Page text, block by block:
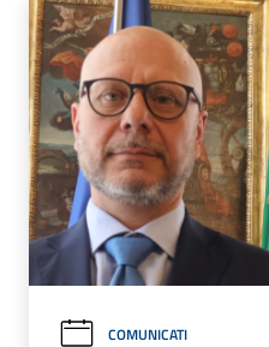
COMUNICATI